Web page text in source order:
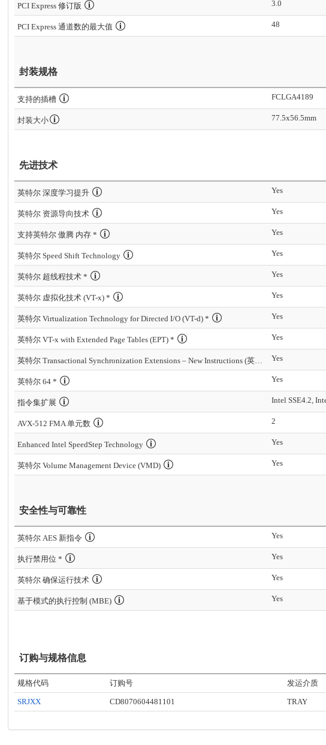
PCI Express 修订版 3.0
PCI Express 通道数的最大值 48
封装规格
支持的插槽 FCLGA4189
封装大小 77.5x56.5mm
先进技术
英特尔 深度学习提升 Yes
英特尔 资源导向技术 Yes
支持英特尔 傲腾 内存 * Yes
英特尔 Speed Shift Technology Yes
英特尔 超线程技术 * Yes
英特尔 虚拟化技术 (VT-x) * Yes
英特尔 Virtualization Technology for Directed I/O (VT-d) * Yes
英特尔 VT-x with Extended Page Tables (EPT) * Yes
英特尔 Transactional Synchronization Extensions – New Instructions (英特尔 TSX-NI) Yes
英特尔 64 * Yes
指令集扩展 Intel SSE4.2,
AVX-512 FMA 单元数 2
Enhanced Intel SpeedStep Technology Yes
英特尔 Volume Management Device (VMD) Yes
安全性与可靠性
英特尔 AES 新指令 Yes
执行禁用位 * Yes
英特尔 确保运行技术 Yes
基于模式的执行控制 (MBE) Yes
订购与规格信息
规格代码 订购号 发运介质
SRJXX CD8070604481101 TRAY